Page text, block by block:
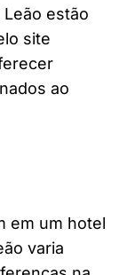
estão
site
ao
em um hotel
varia